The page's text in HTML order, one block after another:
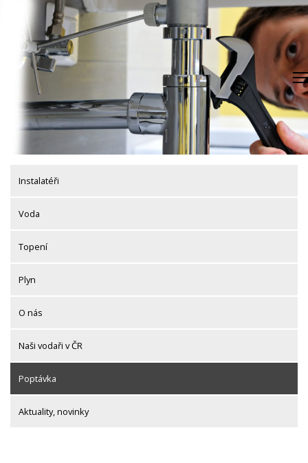
content
Instalatéři
Voda
Topení
Plyn
O nás
Naši vodaři v ČR
Poptávka
Aktuality, novinky